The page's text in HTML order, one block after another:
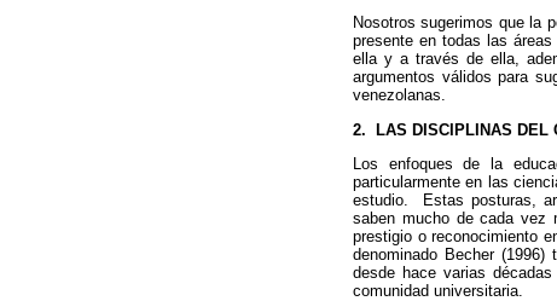
Nosotros sugerimos que la
presente en todas las
ella y a través de ella,
argumentos válidos para
venezolanas.
2. LAS DISCIPLINAS DEL
Los enfoques de la
particularmente en las
estudio. Estas posturas,
saben mucho de cada vez
prestigio o reconocimiento
denominado Becher
desde hace varias
comunidad universitaria.